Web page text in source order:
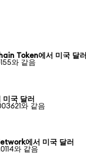
Token에서 미국 달러
와 같음
국 달러
와 같음
에서 미국 달러
와 같음